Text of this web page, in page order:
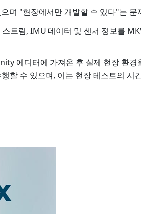
며 "현장에서만 개발할 수 있다"는 문
트림, IMU 데이터 및 센서 정보를
에디터에 가져온 후 실제 현장 환경
할 수 있으며, 이는 현장 테스트의 시